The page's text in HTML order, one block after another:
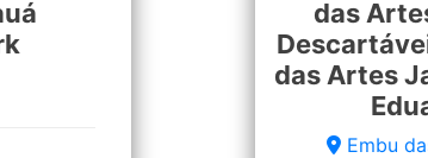
das
das Artes
Embu